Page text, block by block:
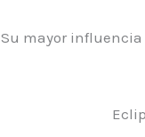
Su mayor influencia